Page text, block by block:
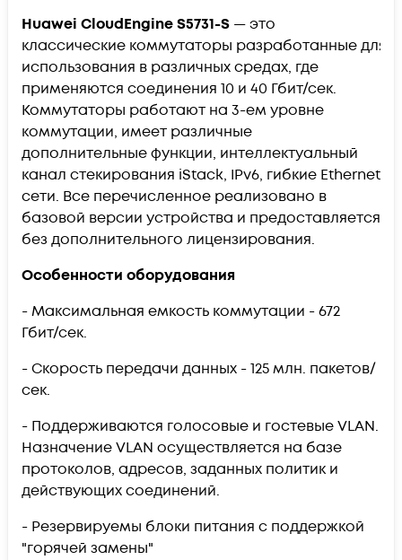
Huawei CloudEngine S5731-S — это
классические коммутаторы разработанные для
использования в различных средах, где
применяются соединения 10 и 40 Гбит/сек.
Коммутаторы работают на 3-ем уровне
коммутации, имеет различные
дополнительные функции, интеллектуальный
канал стекирования iStack, IPv6, гибкие Ethernet
сети. Все перечисленное реализовано в
базовой версии устройства и предоставляется
без дополнительного лицензирования.
Особенности оборудования
- Максимальная емкость коммутации - 672
Гбит/сек.
- Скорость передачи данных - 125 млн. пакетов/
сек.
- Поддерживаются голосовые и гостевые VLAN.
Назначение VLAN осуществляется на базе
протоколов, адресов, заданных политик и
действующих соединений.
- Резервируемы блоки питания с поддержкой
"горячей замены"